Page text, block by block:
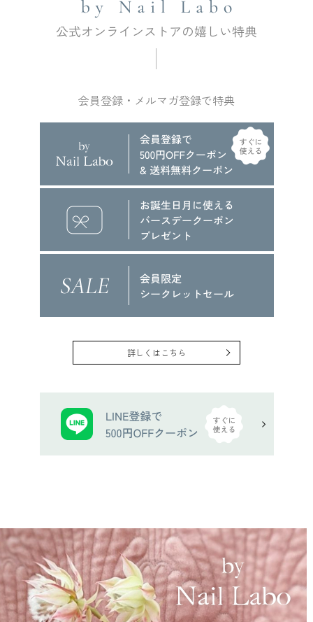
会員登録・メルマガ登録で特典
詳しくはこちら